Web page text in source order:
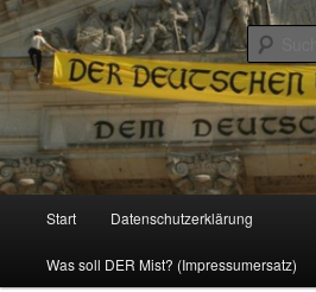
Reizzentrum
Politik, Wirtschaft, Soziales und Gesellschaft
Zum
Inhalt
Zum
sekundären
Start Datenschutzerklärung
Was soll DER Mist? (Impressumersatz)